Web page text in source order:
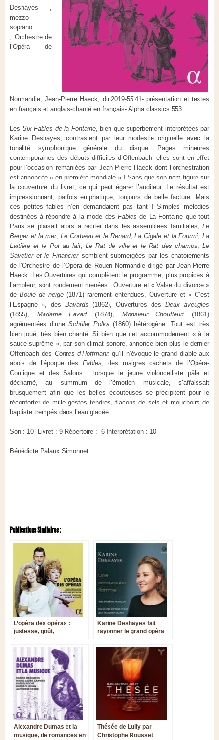
Deshayes ,
mezzo-
soprano
; Orchestre de
l’Opéra de
Normandie, Jean-Pierre Haeck, dir. 2019-55’41- présentation et textes
en français et anglais-chanté en français- Alpha classics 553
Les Six Fables de la Fontaine, bien que superbement interprétées par
Karine Deshayes, contrastent par leur modestie originelle avec la
tonalité symphonique générale du disque. Pages mineures
contemporaines des débuts difficiles d’Offenbach, elles sont en effet
pour l’occasion remaniées par Jean-Pierre Haeck dont l’orchestration
est annoncée « en première mondiale » ! Sans que son nom figure sur
la couverture du livret, ce qui peut égarer l’auditeur. Le résultat est
impressionnant, parfois emphatique, toujours de belle facture. Mais
ces petites fables n’en demandaient pas tant ! Simples mélodies
destinées à répondre à la mode des Fablesde La Fontaine que tout
Paris se plaisait alors à réciter dans les assemblées familiales, Le
Berger et la mer, Le Corbeau et le Renard,La Cigale et la Fourmi ,La
Laitière et le Pot au lait ,Le Rat de ville et le Rat des champs ,Le
Savetier et le Financiersemblent submergées par les chatoiements
de l’Orchestre de l’Opéra de Rouen Normandie dirigé par Jean-Pierre
Haeck. Les Ouvertures qui complètent le programme, plus propices à
l’ampleur, sont rondement menées : Ouverture et « Valse du divorce »
de Boule de neige (1871) rarement entendues, Ouverture et « C’est
l’Espagne », des Bavards (1862), Ouvertures des Deux aveugles
(1855),
Madame Favart (1878), Monsieur Choufleuri (1861)
agrémentées d’une Schüler Polka (1860) hétérogène. Tout est très
bien joué, très bien chanté. Si bien que cet accommodement « à la
sauce suprême », par son climat sonore, annonce bien plus le dernier
Offenbach des Contes d’Hoffmannqu’il n’évoque le grand diable aux
abois de l’époque desFables , des maigres cachets de l’Opéra-
Comique et des Salons : lorsque le jeune violoncelliste pâle et
décharné, au summum de l’émotion musicale, s’affaissait
brusquement afin que les belles écouteuses se précipitent pour le
réconforter de mille gestes tendres, flacons de sels et mouchoirs de
baptiste trempés dans l’eau glacée.
Son : 10 -Livret : 9-Répertoire : 6-Interprétation : 10
Bénédicte Palaux Simonnet
Publications Similaires :
L’opéra des opéras :
justesse, goût,
Karine Deshayes fait
rayonner le grand opéra
Alexandre Dumas et la
musique, de romances en
Thésée de Lully par
Christophe Rousset